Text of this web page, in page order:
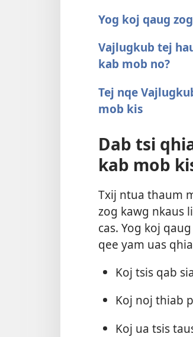
Yog koj qaug
Vajlugkub tej
kab mob no?
Tej nqe
mob kis
Dab tsi
kab mob
Txij ntua thaum
zog kawg nkaus
cas. Yog koj
qee yam uas
Koj tsis qab
Koj noj thiab
Koj ua tsis